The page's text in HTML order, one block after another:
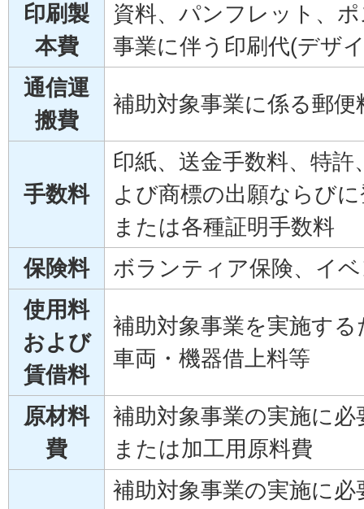
印刷製
本費
資料、パンフレット、
事業に伴う印刷代(デザ
通信運
搬費
補助対象事業に係る郵便
手数料
印紙、送金手数料、特
よび商標の出願ならび
または各種証明手数料
保険料
ボランティア保険、イ
使用料
および
賃借料
補助対象事業を実施す
車両・機器借上料等
原材料
費
補助対象事業の実施に
または加工用原料費
補助対象事業の実施に